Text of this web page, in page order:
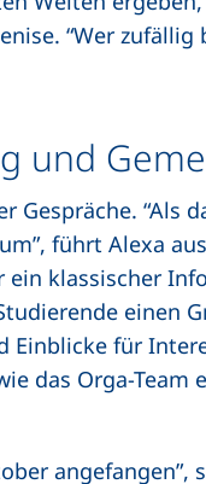
“Wer
und
“Als
führt Alexa
klassischer
einen
Einblicke für
das Orga-Team
angefangen”,